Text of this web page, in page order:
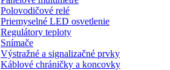
Polovodičové relé
Priemyselné LED osvetlenie
Regulátory teploty
Snímače
Výstražné a signalizačné prvky
Káblové chráničky a koncovky